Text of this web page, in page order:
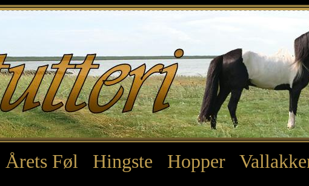
Årets Føl Hingste Hopper